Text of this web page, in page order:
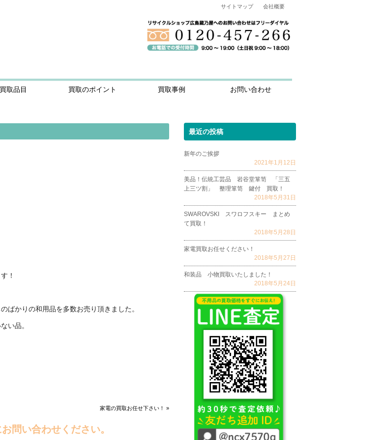
サイトマップ 会社概要
買取品目 買取のポイント 買取事例 お問い合わせ
！
ばかりの和用品を多数お売り頂きました。
い品。
家電の買取お任せ下さい！ »
問い合わせください。
最近の投稿
新年のご挨拶
2021年1月12日
美品！伝統工芸品 岩谷堂箪笥 「三五
上三ツ割」 整理箪笥 鍵付 買取！
2018年5月31日
SWAROVSKI スワロフスキー まとめ
て買取！
2018年5月28日
家電買取お任せください！
2018年5月27日
和装品 小物買取いたしました！
2018年5月24日